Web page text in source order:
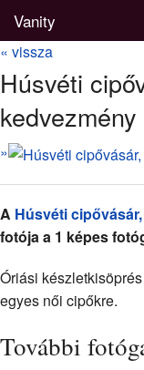
Vanity
Divatblog
Divatkatalógus
Üzletek
Képgalériák
« vissza
Húsvéti
»
A Húsvéti
fotója a 1 képes
Óriási
egyes női cipőkre.
További